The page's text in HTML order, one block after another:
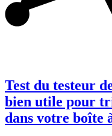
Test du testeur
bien utile pour
dans votre boîte